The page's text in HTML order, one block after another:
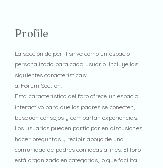
Profile
La sección de perfil sirve como un espacio
personalizado para cada usuario. Incluye las
siguientes características:
a. Forum Section:
Esta característica del foro ofrece un espacio
interactivo para que los padres se conecten,
busquen consejos y compartan experiencias.
Los usuarios pueden participar en discusiones,
hacer preguntas y recibir apoyo de una
comunidad de padres con ideas afines. El foro
está organizado en categorías, lo que facilita